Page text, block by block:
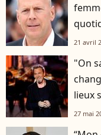
21 avril
"On
lieux
27 mai